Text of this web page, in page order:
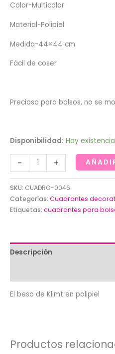
Color-Multicolor
Material-Polipiel
Medida-44×44 cm
Fácil de coser
Precioso para bolsos, no se
Disponibilidad: Hay
-
beso
de
Klimt
en
bolsos(Medidas
cm)
cantidad
+
SKU: CUADRO-0046
Categorías: Cuadrantes
Etiquetas: cuadrantes para
Descripción
El beso de Klimt en polipiel
Productos